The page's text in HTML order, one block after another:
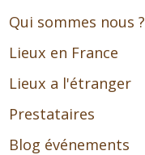
Qui sommes nous ?
Lieux en France
Lieux a l'étranger
Prestataires
Blog événements